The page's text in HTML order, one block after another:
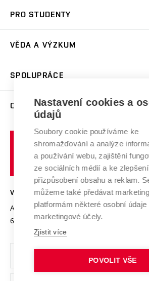
Koleje
Sport na VUT
Dny otevřených dveří
Celoživotní vzdělávání
E-přihláška
PRO STUDENTY
Harmonogram akademického roku
Závěrečné práce
Doktorské studium
Zpracování osobních údajů studentů
Sociální bezpečí
Studium bez bariér
Podpora podnikání
VĚDA A VÝZKUM
Mezinárodní vědecká rada
Systém zajišťování kvality výzkumu
Výzkumné infrastruktury
Transfer znalostí
Open Science
Projekty
Projekty ze strukturálních fondů
Specifický výzkum
SPOLUPRÁCE
Firemní spolupráce
Zahraniční spolupráce
Spolupráce se školami
Mezinárodní dohody
Univerzitní sítě
O UNIVERZITĚ
Profil univerzity
Udržitelná univerzita
Podnikavá univerzita / ContriBUTe
Bezpečná univerzita
Vyznamenání
Organizační struktura
Ochrana osobních údajů
VYSOKÉ UČENÍ TECHNICKÉ V BRNĚ
Antonínská 548/1
602 00 Brno
www.vut.cz
vut@vutbr.cz
Nastavení cookies a
údajů
Soubory cookie používáme ke
shromažďování a analýze
a používání webu, zajištění
ze sociálních médií a ke
přizpůsobení obsahu a reklam.
můžeme také předávat
platformám některé osobní údaje
marketingové účely.
Zjistit více
POVOLIT VŠE